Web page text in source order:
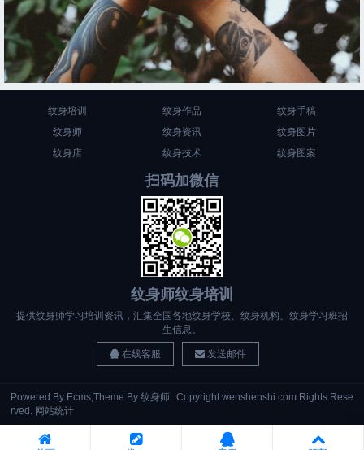
纹身培训
纹身师
纹身店
纹身作品
纹身资讯
纹身技术
纹身手稿
纹身图片
纹身图案
扫码加微信
纹身师纹身培训
提供纹身师学习培训资讯，汇集全国各地纹身学校、纹身机构、纹身学习班招
生信息。
在线客服 发送邮件
Powered By Ecms ,Theme By 纹身师 Copyright wenshenshi.com Rights Rese
rved. 网站统计